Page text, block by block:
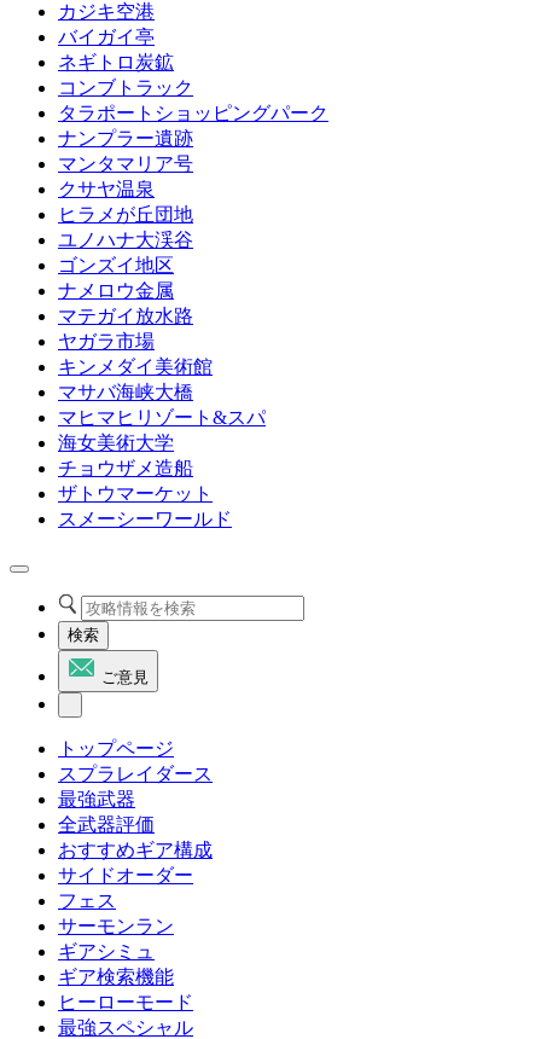
カジキ空港
バイガイ亭
ネギトロ炭鉱
コンブトラック
タラポートショッピングパーク
ナンプラー遺跡
マンタマリア号
クサヤ温泉
ヒラメが丘団地
ユノハナ大渓谷
ゴンズイ地区
ナメロウ金属
マテガイ放水路
ヤガラ市場
キンメダイ美術館
マサバ海峡大橋
マヒマヒリゾート&スパ
海女美術大学
チョウザメ造船
ザトウマーケット
スメーシーワールド
検索
ご意見
トップページ
スプラレイダース
最強武器
全武器評価
おすすめギア構成
サイドオーダー
フェス
サーモンラン
ギアシミュ
ギア検索機能
ヒーローモード
最強スペシャル